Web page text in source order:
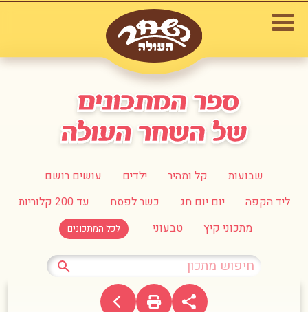
שבועות קל ומהיר ילדים
עושים רושם
ליד הקפה
יום יום חג כשר לפסח
עד 200 קלוריות
מתכוני קיץ
טבעוני לכל המתכונים